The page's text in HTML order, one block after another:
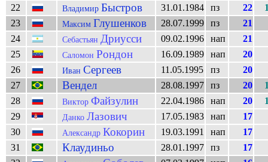
22
Владимир Быстров 31.01.1984 пз 22
23
Максим Глушенков 28.07.1999 пз
21
24
Себастьян Дриусси 09.02.1996 нап
21
25
Саломон Рондон 16.09.1989 нап
20
26
Иван Сергеев 11.05.1995 пз
20
27
Вендел 28.08.1997 пз 20
28
Виктор Файзулин 22.04.1986 нап 20
29
Данко Лазович 17.05.1983 нап
17
30
Александр Кокорин 19.03.1991 нап
17
31
Клаудиньо 28.01.1997 пз
17